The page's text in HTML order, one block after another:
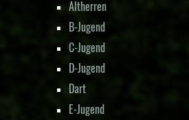
Altherren
B-Jugend
C-Jugend
D-Jugend
Dart
E-Jugend